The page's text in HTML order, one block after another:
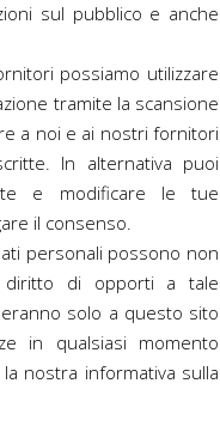
sul pubblico e anche
possiamo utilizzare
tramite la scansione
a noi e ai nostri fornitori
In alternativa puoi
e modificare le tue
il consenso.
personali possono non
di opporti a tale
solo a questo sito
in qualsiasi momento
nostra informativa sulla